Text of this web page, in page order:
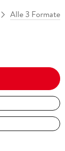
Alle 3 Formate